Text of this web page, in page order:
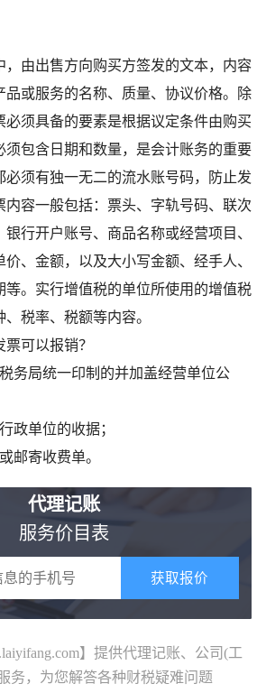
，由出售方向购买方签发的文本，内容
品或服务的名称、质量、协议价格。除
必须具备的要素是根据议定条件由购买
须包含日期和数量，是会计账务的重要
必须有独一无二的流水账号码，防止发
内容一般包括：票头、字轨号码、联次
行开户账号、商品名称或经营项目、
、金额，以及大小写金额、经手人、
等。实行增值税的单位所使用的增值税
税率、税额等内容。
可以报销？
务局统一印制的并加盖经营单位公
政单位的收据；
邮寄收费单。
代理记账
服务价目表
获取报价
】提供代理记账、公司(工
务，为您解答各种财税疑难问题